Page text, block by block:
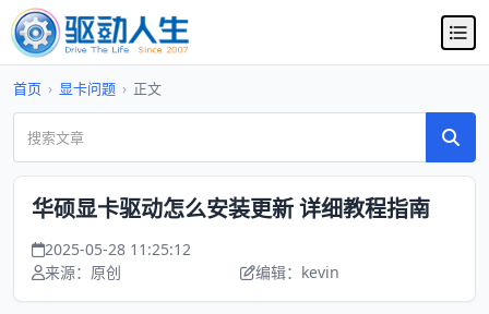
首页 › 显卡问题 › 正文
华硕显卡驱动怎么安装更新 详细教程指南
2025-05-28 11:25:12
来源：原创
编辑：kevin